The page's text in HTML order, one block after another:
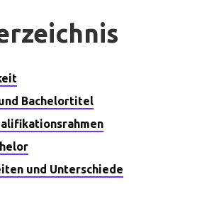
Bachelortitel
und Unterschiede